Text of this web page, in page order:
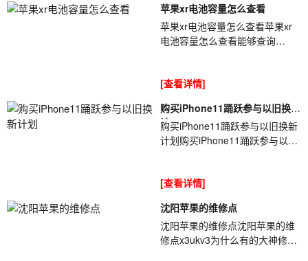
苹果xr电池容量怎么查看
苹果xr电池容量怎么查看苹果xr
电池容量怎么查看能够查询
多种,那么你知...
[查看详情]
购买iPhone11踊跃参与以旧换新
计
购买iPhone11踊跃参与以旧换新
计划购买iPhone11踊跃参与以旧
目前有...
[查看详情]
沈阳苹果的维修点
沈阳苹果的维修点沈阳苹果的维
修点x3ukv3为什么有的大神修机